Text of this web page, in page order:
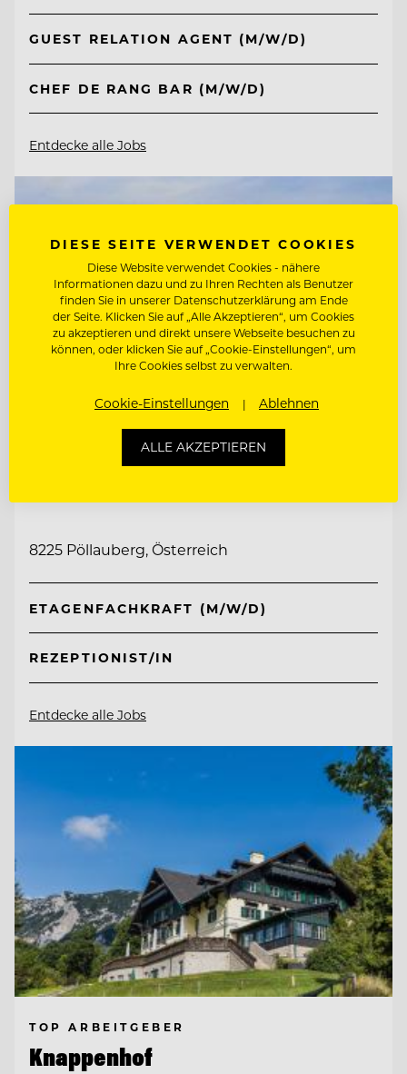
GUEST RELATION AGENT (M/W/D)
CHEF DE RANG BAR (M/W/D)
Entdecke alle Jobs
8225 Pöllauberg, Österreich
ETAGENFACHKRAFT (M/W/D)
REZEPTIONIST/IN
Entdecke alle Jobs
TOP ARBEITGEBER
Knappenhof
DIESE SEITE VERWENDET COOKIES
Diese Website verwendet Cookies - nähere
Informationen dazu und zu Ihren Rechten als Benutzer
finden Sie in unserer Datenschutzerklärung am Ende
der Seite. Klicken Sie auf „Alle Akzeptieren“, um Cookies
zu akzeptieren und direkt unsere Webseite besuchen zu
können, oder klicken Sie auf „Cookie-Einstellungen“, um
Ihre Cookies selbst zu verwalten.
Cookie-Einstellungen Ablehnen
ALLE AKZEPTIEREN